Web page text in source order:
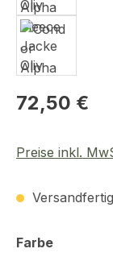
Regulärer Preis:
72,50 €
Preise inkl.
Farbe